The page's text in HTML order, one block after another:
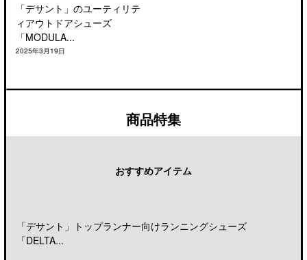
「デサント」のユーティリテ
ィアウトドアシューズ
「MODULA...
2025年3月19日
商品特集
おすすめアイテム
「デサント」トップランナー向けランニングシューズ
「DELTA...